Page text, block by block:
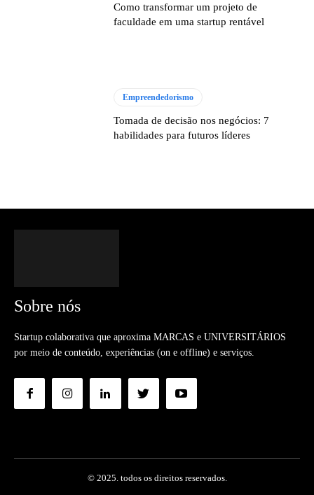
Como transformar um projeto de
faculdade em uma startup rentável
Empreendedorismo
Tomada de decisão nos negócios: 7
habilidades para futuros líderes
Sobre nós
Startup colaborativa que aproxima MARCAS e UNIVERSITÁRIOS
por meio de conteúdo, experiências (on e offline) e serviços.
© 2025. todos os direitos reservados.